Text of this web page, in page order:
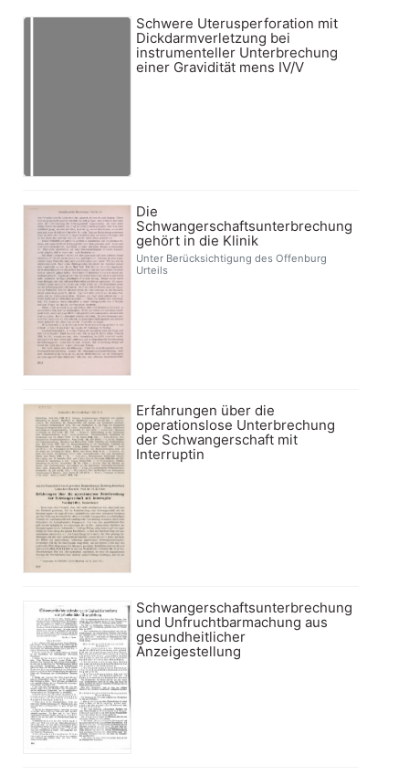
Schwere Uterusperforation mit
Dickdarmverletzung bei
instrumenteller Unterbrechung
einer Gravidität mens IV/V
Die
Schwangerschaftsunterbrechung
gehört in die Klinik
Unter Berücksichtigung des Offenburg
Urteils
Erfahrungen über die
operationslose Unterbrechung
der Schwangerschaft mit
Interruptin
Schwangerschaftsunterbrechung
und Unfruchtbarmachung aus
gesundheitlicher
Anzeigestellung